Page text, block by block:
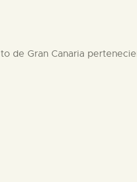
de Gran Canaria